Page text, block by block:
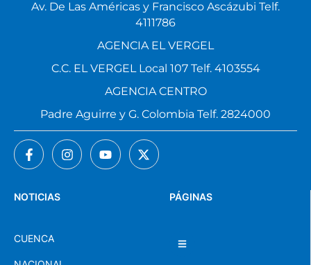
PÁGINAS
NOTICIAS
CUENCA
Av. De Las Américas y Francisco Ascázubi Telf.
4111786
AGENCIA EL VERGEL
C.C. EL VERGEL Local 107 Telf. 4103554
AGENCIA CENTRO
Padre Aguirre y G. Colombia Telf. 2824000